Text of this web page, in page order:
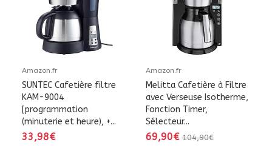
Amazon.fr
SUNTEC Cafetière filtre
KAM-9004
[programmation
(minuterie et heure), +...
33,98€
Amazon.fr
Melitta Cafetière à Filtre
avec Verseuse Isotherme,
Fonction Timer,
Sélecteur...
69,90€ 104,90€